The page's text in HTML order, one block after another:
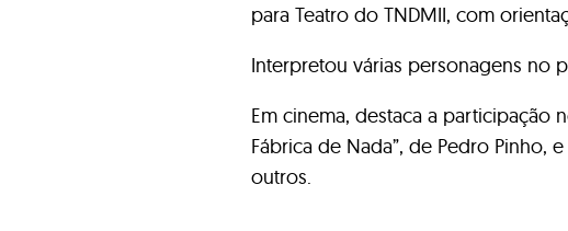
para Teatro do TNDMII, com
Interpretou várias personagens no
Em cinema, destaca a participação
Fábrica de Nada”, de Pedro Pinho,
outros.